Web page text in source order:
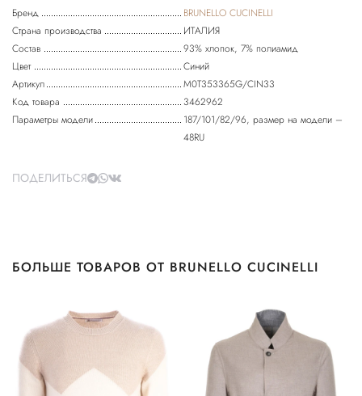
Бренд
BRUNELLO CUCINELLI
Страна производства
ИТАЛИЯ
Состав
93% хлопок, 7% полиамид
Цвет
Синий
Артикул
M0T353365G/CIN33
Код товара
3462962
Параметры модели
187/101/82/96, размер на модели –
48RU
ПОДЕЛИТЬСЯ
БОЛЬШЕ ТОВАРОВ ОТ BRUNELLO CUCINELLI